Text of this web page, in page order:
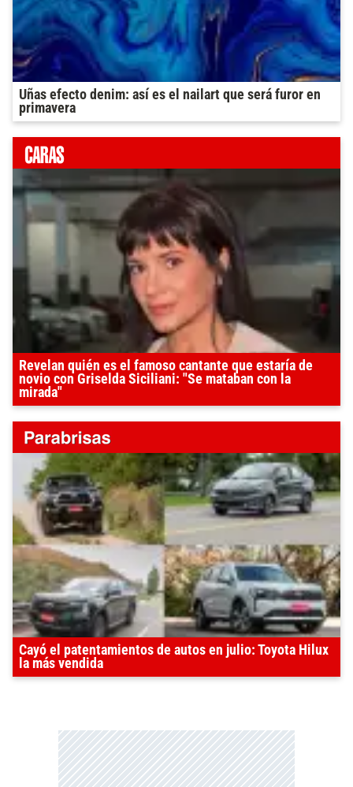
Uñas efecto denim: así es el nailart que será furor en
primavera
Revelan quién es el famoso cantante que estaría de
novio con Griselda Siciliani: "Se mataban con la
mirada"
Cayó el patentamientos de autos en julio: Toyota Hilux
la más vendida